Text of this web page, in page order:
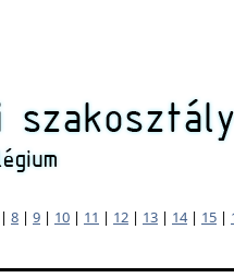
| 8 | 9 | 10 | 11 | 12 | 13 | 14| 15 |